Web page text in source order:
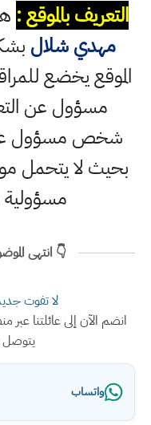
التعريف بالموقع :
مهدي شلال
الموقع يخضع
مسؤول عن
شخص مسؤول عن
بحيث لا يتحمل
مسؤولية
👇 انتهى
لا تفوت
انضم الآن إلى عائلتنا
واتساب